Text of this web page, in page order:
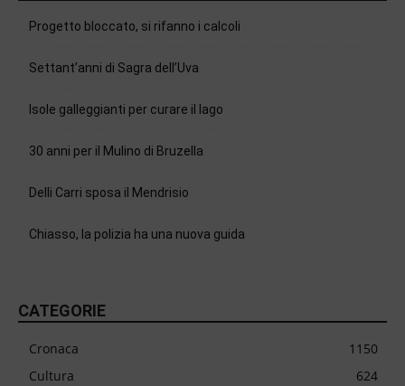
Progetto bloccato, si rifanno i calcoli
Settant’anni di Sagra dell’Uva
Isole galleggianti per curare il lago
30 anni per il Mulino di Bruzella
Delli Carri sposa il Mendrisio
Chiasso, la polizia ha una nuova guida
CATEGORIE
Cronaca
1150
Cultura
624